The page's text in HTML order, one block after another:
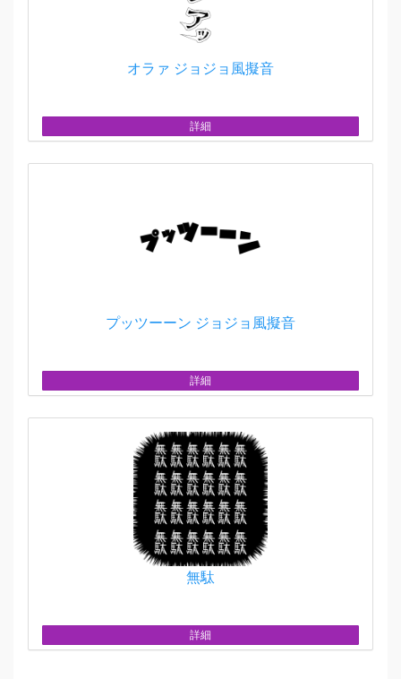
オラァ ジョジョ風擬音
詳細
プッツーーン ジョジョ風擬音
詳細
無駄
詳細